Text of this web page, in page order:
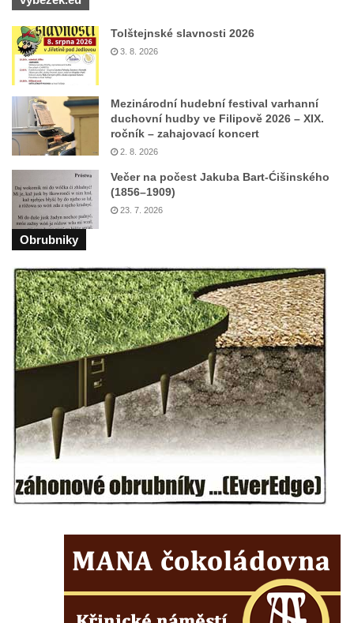
kultury Střelnice v Rumburku
Pamětní deska Josefa Srba Debrnova na
domě čp. 1 v Debrnu
Pamětní deska čestným občanům města na
hřbitově v Kralupech nad Vltavou
Pamětní deska Julia Loria na židovském
hřbitově v Českém Krumlově
hřbitově v Českém Krumlově
Pamětní deska Františka Meixnera před
obecním úřadem v Prysku
domě čp. 437 v ulici Slovanka ve Cvikově
Pamětní deska Michala Třetiny na domě v
Ostruhové ulici čp. 62/1 v Mělníku
Pamětní deska povodně 2002 na kapli v
Brozánkách
Pamětní deska mostu Josefa Straky v
Mělníku
Pamětní deska Františka Xavera Parče na
domě čp. 17/1 v ulici G. Casanovy v
Pamětní deska Františka Heilmanna na faře
ve Ferrerově ulici v Duchcově
Pamětní deska Casanovy na kapli svaté
Tolštejnské slavnosti 2026
3. 8. 2026
Mezinárodní hudební festival varhanní
duchovní hudby ve Filipově 2026 – XIX.
ročník – zahajovací koncert
2. 8. 2026
Večer na počest Jakuba Bart-Ćišinského
(1856–1909)
23. 7. 2026
Obrubniky